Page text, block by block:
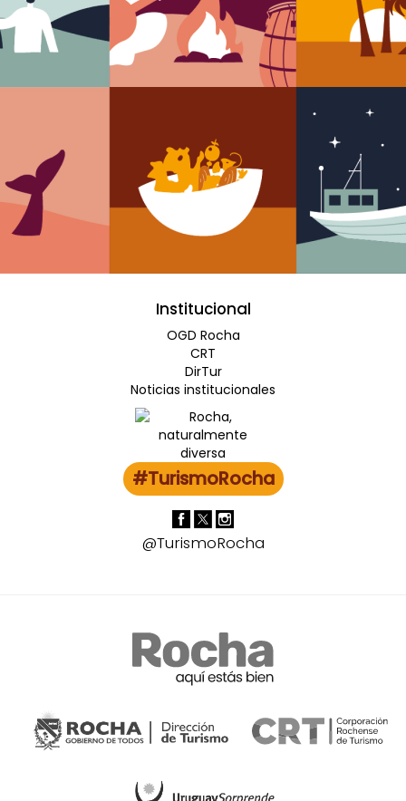
Institucional
OGD Rocha
CRT
DirTur
Noticias institucionales
#TurismoRocha
@TurismoRocha